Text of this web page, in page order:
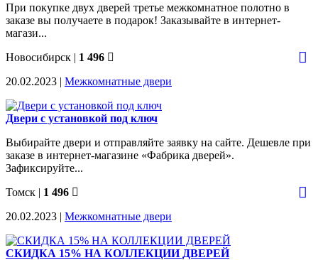
При покупке двух дверей третье межкомнатное полотно в
заказе вы получаете в подарок! Заказывайте в интернет-
магази...
Новосибирск | 1 496
20.02.2023 | Межкомнатные двери
Двери с установкой под ключ
Выбирайте двери и отправляйте заявку на сайте. Дешевле при
заказе в интернет-магазине «Фабрика дверей».
Зафиксируйте...
Томск | 1 496
20.02.2023 | Межкомнатные двери
СКИДКА 15% НА КОЛЛЕКЦИИ ДВЕРЕЙ